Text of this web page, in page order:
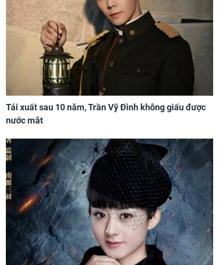
Tái xuất sau 10 năm, Trần Vỹ Đình không giấu được
nước mắt